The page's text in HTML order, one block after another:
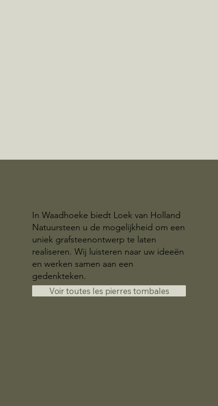
In Waadhoeke biedt Loek van Holland
Natuursteen u de mogelijkheid om een
uniek grafsteenontwerp te laten
realiseren. Wij luisteren naar uw ideeën
en werken samen aan een
gedenkteken.
Voir toutes les pierres tombales